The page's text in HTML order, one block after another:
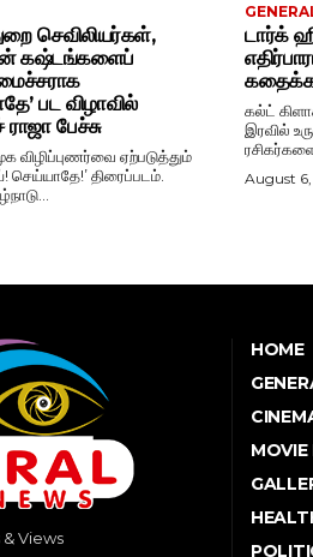
செவிலியர்கள்,
கஷ்டங்களைப்
பட விழாவில்
பேச்சு
விழிப்புணர்வை ஏற்படுத்தும்
செய்யாதே!’ திரைப்படம்.
டார்க்
கல்ட்
இரவில்
August
Views
HOME
MOVIE